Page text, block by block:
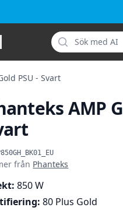
Sök
PSU - Svart
AMP
från Phanteks
850 W
80 Plus Gold